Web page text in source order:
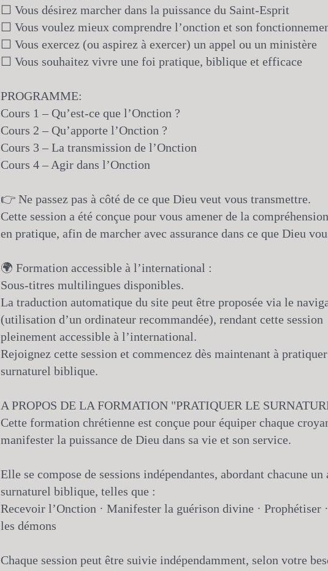
☐ Vous désirez marcher dans la puissance du Saint-Esprit
☐ Vous voulez mieux comprendre l’onction et son
☐ Vous exercez (ou aspirez à exercer) un appel ou un ministère
☐ Vous souhaitez vivre une foi pratique, biblique et efficace
PROGRAMME:
Cours 1 – Qu’est-ce que l’Onction ?
Cours 2 – Qu’apporte l’Onction ?
Cours 3 – La transmission de l’Onction
Cours 4 – Agir dans l’Onction
👉 Ne passez pas à côté de ce que Dieu veut vous transmettre.
Cette session a été conçue pour vous amener de la
en pratique, afin de marcher avec assurance dans ce que Dieu
🌍 Formation accessible à l’international :
Sous-titres multilingues disponibles.
La traduction automatique du site peut être proposée via le
(utilisation d’un ordinateur recommandée), rendant cette session
pleinement accessible à l’international.
Rejoignez cette session et commencez dès maintenant à
surnaturel biblique.
A PROPOS DE LA FORMATION "PRATIQUER LE
Cette formation chrétienne est conçue pour équiper chaque
manifester la puissance de Dieu dans sa vie et son service.
Elle se compose de sessions indépendantes, abordant chacune un
surnaturel biblique, telles que :
Recevoir l’Onction · Manifester la guérison divine · Prophétiser
les démons
Chaque session peut être suivie indépendamment, selon votre